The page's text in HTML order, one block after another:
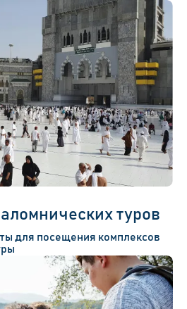
туров
для посещения комплексов